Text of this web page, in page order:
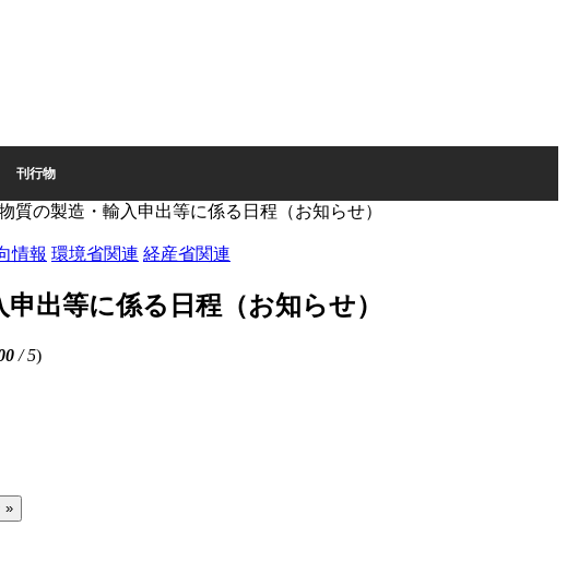
刊行物
の製造・輸入申出等に係る日程（お知らせ）
情報 環境省関連 経産省関連
出等に係る日程（お知らせ）
/ 5)